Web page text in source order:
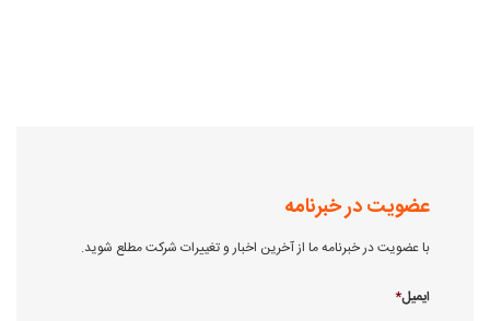
عضویت در خبرنامه
با عضویت در خبرنامه ما از آخرین اخبار و تغییرات شرکت مطلع شوید.